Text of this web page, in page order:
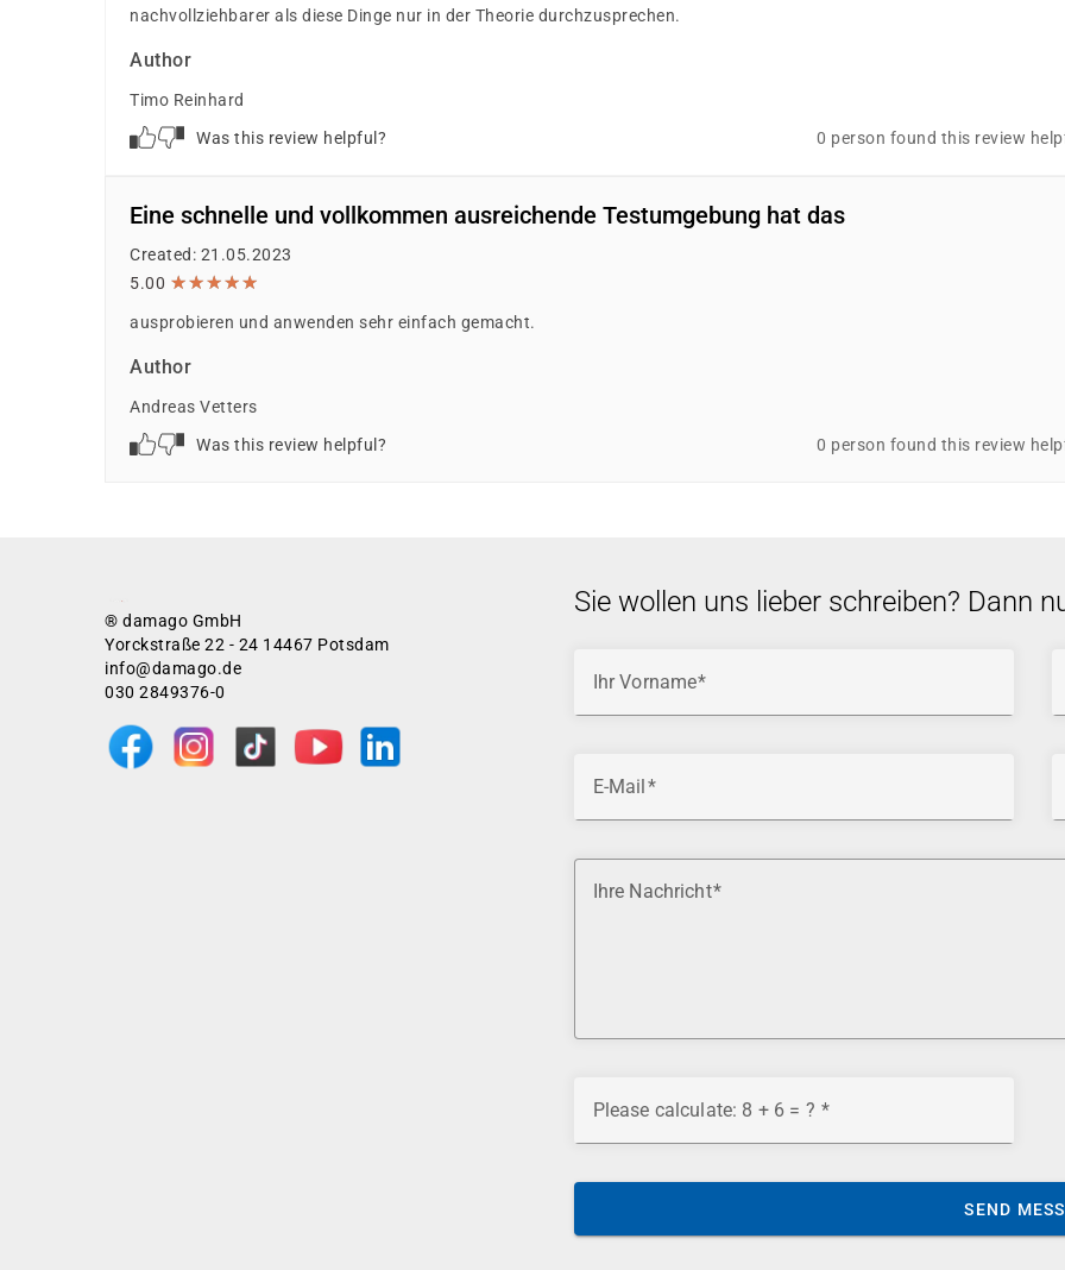
nachvollziehbarer als diese Dinge nur in der Theorie durchzusprechen.
Author
Timo Reinhard
Was this review helpful?
0 person found this review
Eine schnelle und vollkommen ausreichende Testumgebung hat das
Created: 21.05.2023
5.00 ★★★★★
★★★★★
ausprobieren und anwenden sehr einfach gemacht.
Author
Andreas Vetters
Was this review helpful?
0 person found this review
® damago GmbH
Yorckstraße 22 - 24 14467 Potsdam
info@damago.de
030 2849376-0
Sie wollen uns lieber schreiben? Dann
Ihr Vorname
E-Mail
Ihre Nachricht
Please calculate: 8 + 6 = ?
SEND